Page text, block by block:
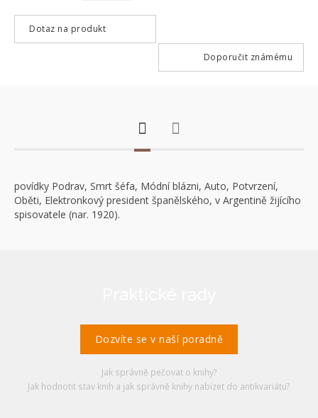
Dotaz na produkt
Doporučit známému
povídky Podrav, Smrt šéfa, Módní blázni, Auto, Potvrzení,
Oběti, Elektronkový president španělského, v Argentině žijícího
spisovatele (nar. 1920).
Dozvíte se v naší poradně
Jak správně pečovat o knihy?
Jak hodnotit stav knih a jak správně knihy nabízet do antikvariátu?